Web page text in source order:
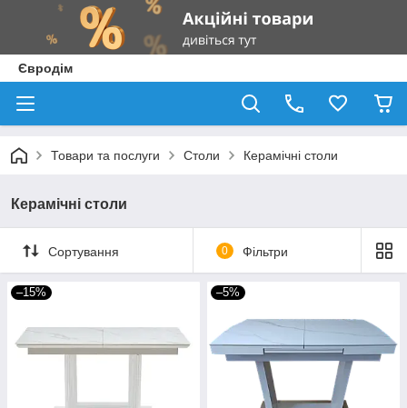
Євродім
Товари та послуги Столи Керамічні столи
Керамічні столи
Сортування 0 Фільтри
–15% –5%